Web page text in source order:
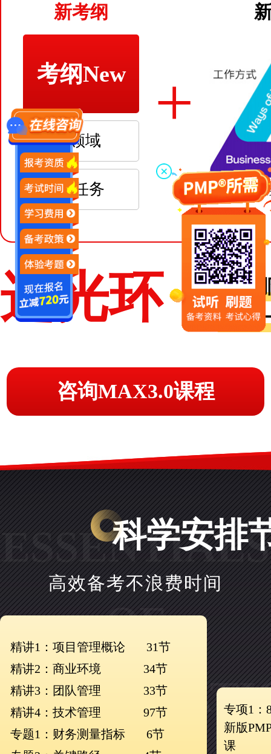
SYLLABUS
新考纲
考纲New
3领域
35任务
+
选光环：不用
只学
咨询MAX3.0课程
科学安排
ESSENTIALS
OF
高效备考不浪费时间
精讲1：项目管理概论 31节
精讲2：商业环境 34节
精讲3：团队管理 33节
精讲4：技术管理 97节
专题1：财务测量指标 6节
专项1：
新版
课